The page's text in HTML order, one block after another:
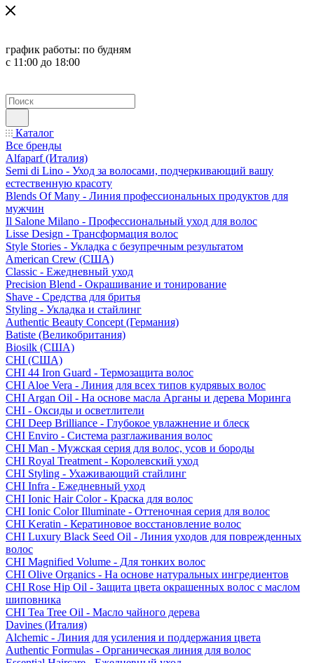
график работы: по будням
с 11:00 до 18:00
Каталог
Все бренды
Alfaparf (Италия)
Semi di Lino - Уход за волосами, подчеркивающий вашу
естественную красоту
Blends Of Many - Линия профессиональных продуктов для
мужчин
Il Salone Milano - Профессиональный уход для волос
Lisse Design - Трансформация волос
Style Stories - Укладка с безупречным результатом
American Crew (США)
Classic - Ежедневный уход
Precision Blend - Окрашивание и тонирование
Shave - Средства для бритья
Styling - Укладка и стайлинг
Authentic Beauty Concept (Германия)
Batiste (Великобритания)
Biosilk (США)
CHI (США)
CHI 44 Iron Guard - Термозащита волос
CHI Aloe Vera - Линия для всех типов кудрявых волос
CHI Argan Oil - На основе масла Арганы и дерева Моринга
CHI - Оксиды и осветлители
CHI Deep Brilliance - Глубокое увлажнение и блеск
CHI Enviro - Система разглаживания волос
CHI Man - Мужская серия для волос, усов и бороды
CHI Royal Treatment - Королевский уход
CHI Styling - Ухаживающий стайлинг
CHI Infra - Ежедневный уход
CHI Ionic Hair Color - Краска для волос
CHI Ionic Color Illuminate - Оттеночная серия для волос
CHI Keratin - Кератиновое восстановление волос
CHI Luxury Black Seed Oil - Линия уходов для поврежденных
волос
CHI Magnified Volume - Для тонких волос
CHI Olive Organics - На основе натуральных ингредиентов
CHI Rose Hip Oil - Защита цвета окрашенных волос с маслом
шиповника
CHI Tea Tree Oil - Масло чайного дерева
Davines (Италия)
Alchemic - Линия для усиления и поддержания цвета
Authentic Formulas - Органическая линия для волос